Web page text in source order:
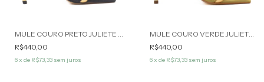
R$440,00
6x de R$73,33 sem juros
R$440,00
6x de R$73,33 sem juros